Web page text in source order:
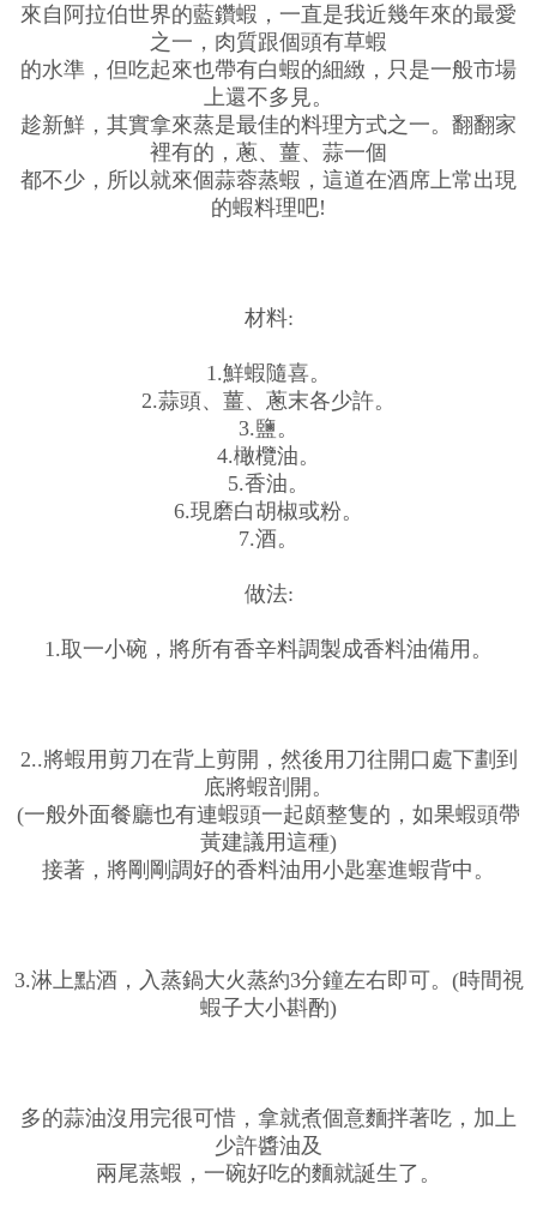
來自阿拉伯世界的藍鑽蝦，一直是我近幾年來的最愛
之一，肉質跟個頭有草蝦
的水準，但吃起來也帶有白蝦的細緻，只是一般市場
上還不多見。
趁新鮮，其實拿來蒸是最佳的料理方式之一。翻翻家
裡有的，蔥、薑、蒜一個
都不少，所以就來個蒜蓉蒸蝦，這道在酒席上常出現
的蝦料理吧!
材料:
1.鮮蝦隨喜。
2.蒜頭、薑、蔥末各少許。
3.鹽。
4.橄欖油。
5.香油。
6.現磨白胡椒或粉。
7.酒。
做法:
1.取一小碗，將所有香辛料調製成香料油備用。
2..將蝦用剪刀在背上剪開，然後用刀往開口處下劃到
底將蝦剖開。
(一般外面餐廳也有連蝦頭一起頗整隻的，如果蝦頭帶
黃建議用這種)
接著，將剛剛調好的香料油用小匙塞進蝦背中。
3.淋上點酒，入蒸鍋大火蒸約3分鐘左右即可。(時間視
蝦子大小斟酌)
多的蒜油沒用完很可惜，拿就煮個意麵拌著吃，加上
少許醬油及
兩尾蒸蝦，一碗好吃的麵就誕生了。